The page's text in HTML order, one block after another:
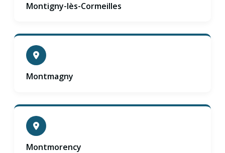
Montigny-lès-Cormeilles
Montmagny
Montmorency